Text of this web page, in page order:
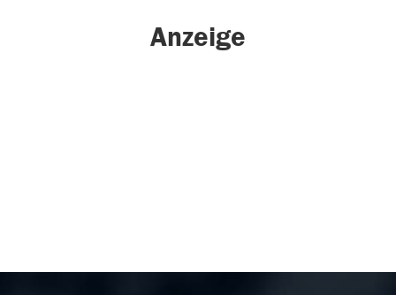
Anzeige